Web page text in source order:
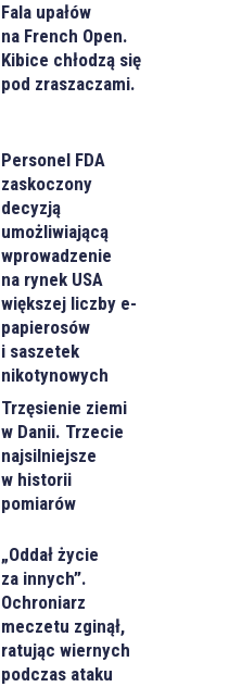
Fala upałów
na French Open.
Kibice chłodzą się
pod zraszaczami.
Personel FDA
zaskoczony
decyzją
umożliwiającą
wprowadzenie
na rynek USA
większej liczby e-
papierosów
i saszetek
nikotynowych
Trzęsienie ziemi
w Danii. Trzecie
najsilniejsze
w historii
pomiarów
„Oddał życie
za innych”.
Ochroniarz
meczetu zginął,
ratując wiernych
podczas ataku